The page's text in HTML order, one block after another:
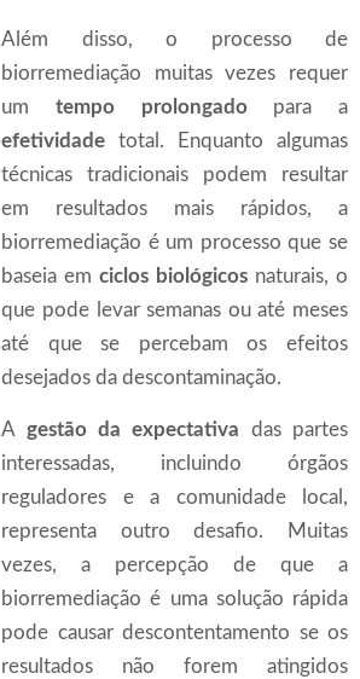
Além disso, o processo de
biorremediação muitas vezes requer
um tempo prolongadopara a
efetividade total. Enquanto algumas
técnicas tradicionais podem resultar
em resultados mais rápidos, a
biorremediação é um processo que se
baseia emciclos biológicos naturais, o
que pode levar semanas ou até meses
até que se percebam os efeitos
desejados da descontaminação.
A gestão da expectativa das partes
interessadas, incluindo órgãos
reguladores e a comunidade local,
representa outro desafio. Muitas
vezes, a percepção de que a
biorremediação é uma solução rápida
pode causar descontentamento se os
resultados não forem atingidos